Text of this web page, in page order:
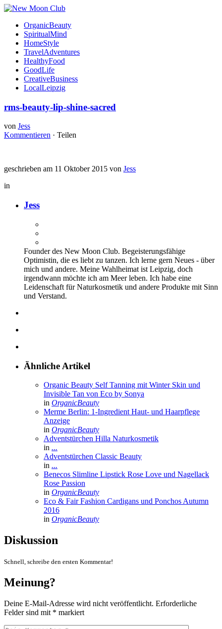
OrganicBeauty
SpiritualMind
HomeStyle
TravelAdventures
HealthyFood
GoodLife
CreativeBusiness
LocalLeipzig
rms-beauty-lip-shine-sacred
von Jess
Kommentieren · Teilen
geschrieben am 11 Oktober 2015 von Jess
in
Jess
Founder des New Moon Club. Begeisterungsfähige
Optimistin, die es liebt zu tanzen. Ich lerne gern Neues - über
mich und andere. Meine Wahlheimat ist Leipzig, doch
irgendwann möchte ich am Meer leben. Ich habe eine
Leidenschaft für Naturkosmetik und andere Produkte mit Sinn
und Verstand.
Ähnliche Artikel
Organic Beauty Self Tanning mit Winter Skin und
Invisible Tan von Eco by Sonya
in OrganicBeauty
Merme Berlin: 1-Ingredient Haut- und Haarpflege
Anzeige
in OrganicBeauty
Adventstürchen Hilla Naturkosmetik
in ...
Adventstürchen Classic Beauty
in ...
Benecos Slimline Lipstick Rose Love und Nagellack
Rose Passion
in OrganicBeauty
Eco & Fair Fashion Cardigans und Ponchos Autumn
2016
in OrganicBeauty
Diskussion
Schnell, schreibe den ersten Kommentar!
Meinung?
Deine E-Mail-Adresse wird nicht veröffentlicht. Erforderliche
Felder sind mit * markiert